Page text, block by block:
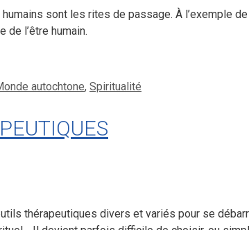
sont les rites de passage. À l’exemple
l’être humain.
autochtone, Spiritualité
thérapeutiques divers et variés pour se